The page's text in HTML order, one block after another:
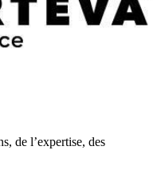
de l’expertise, des